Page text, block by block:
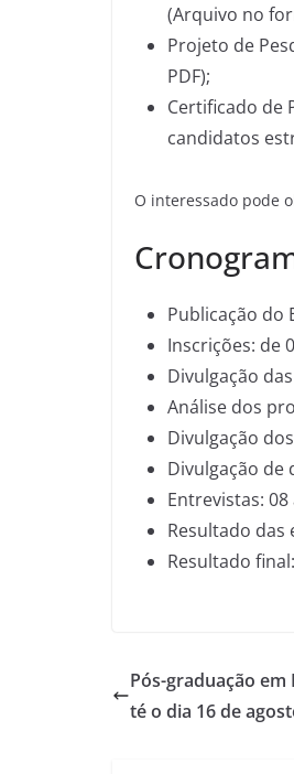
(Arquivo no
Projeto de
PDF);
Certificado de
candidatos
O interessado pode
Publicação do
Inscrições: de
Divulgação
Análise dos
Divulgação
Divulgação de
Entrevistas:
Resultado das
Resultado
Pós-graduação em
té o dia 16 de